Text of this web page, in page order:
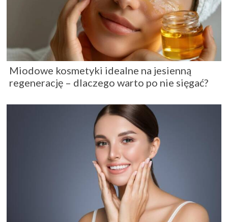
Miodowe kosmetyki idealne na jesienną
regenerację – dlaczego warto po nie sięgać?